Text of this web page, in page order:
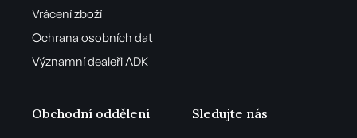
Vrácení zboží
Ochrana osobních dat
Významní dealeři ADK
Obchodní oddělení Sledujte nás